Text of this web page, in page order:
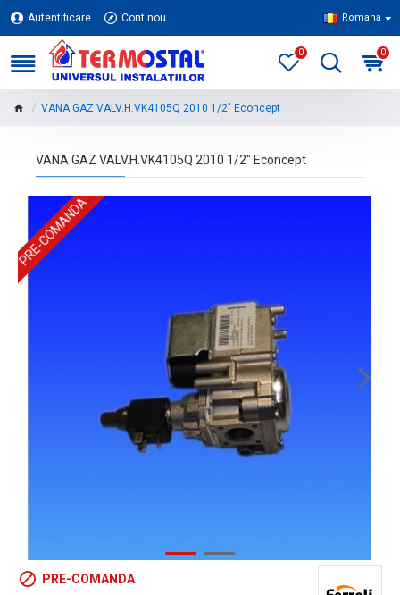
Autentificare Cont nou Romana
0 0
VANA GAZ VALV.H.VK4105Q 2010 1/2" Econcept
VANA GAZ VALV.H.VK4105Q 2010 1/2" Econcept
PRE-COMANDA
PRE-COMANDA